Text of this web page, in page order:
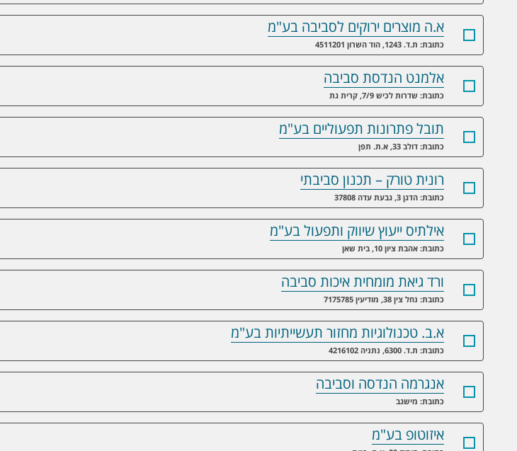
א.ה מוצרים ירוקים לסביבה בע"מ
כתובת: ת.ד. 1243, הוד השרון 4511201
אלמנט הנדסת סביבה
כתובת: שדרות לכיש 7/9, קרית גת
תובל פתרונות תפעוליים בע"מ
כתובת: דולב 33, א.ת. תפן
רונית טורק – תכנון סביבתי
כתובת: הדגן 3, גבעת עדה 37808
אילתיס ייעוץ שיווק ותפעול בע"מ
כתובת: אהבת ציון 10, בית שאן
ורד גיאת מומחית איכות סביבה
כתובת: נחל צין 38, מודיעין 7175785
א.ב. טכנולוגיות מחזור תעשייתיות בע"מ
כתובת: ת.ד. 6300, נתניה 4216102
אנגרמה הנדסה וסביבה
כתובת: מישגב
איזוטופ בע"מ